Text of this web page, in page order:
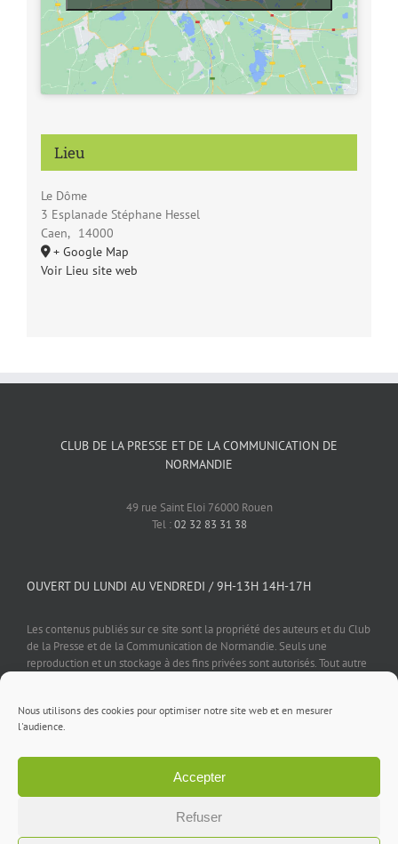
Nous utilisons des cookies pour optimiser notre site web et en mesurer
l'audience.
Accepter
Refuser
Lieu
Le Dôme
3 Esplanade Stéphane Hessel
Caen, 14000
+ Google Map
Voir Lieu site web
CLUB DE LA PRESSE ET DE LA COMMUNICATION DE
NORMANDIE
49 rue Saint Eloi 76000 Rouen
Tel :02 32 83 31 38
OUVERT DU LUNDI AU VENDREDI / 9H-13H 14H-17H
Les contenus publiés sur ce site sont la propriété des auteurs et du Club
de la Presse et de la Communication de Normandie. Seuls une
reproduction et un stockage à des fins privées sont autorisés. Tout autre
Facebook
X LinkedIn
Rss